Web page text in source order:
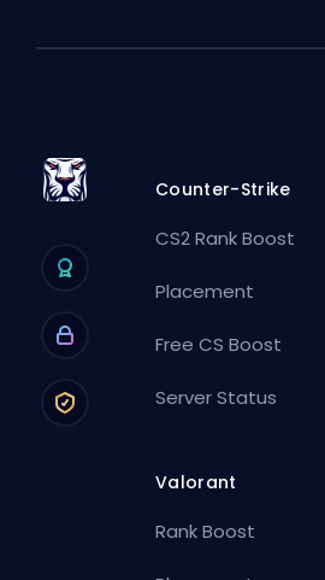
Counter-Strike
CS2 Rank Boost
Placement
Free CS Boost
Server Status
Valorant
Rank Boost